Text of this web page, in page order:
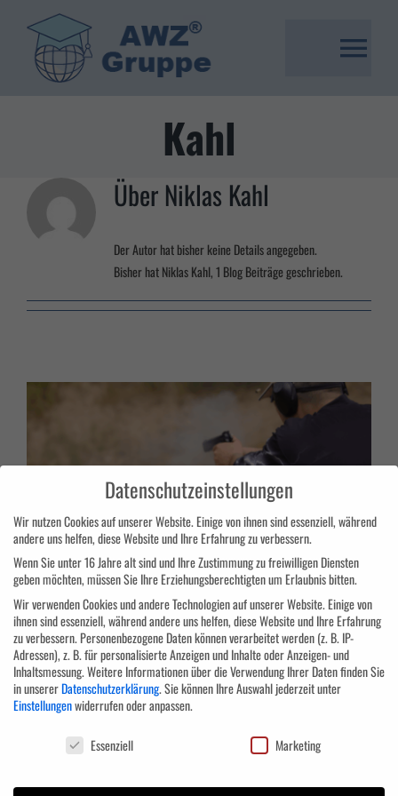
springen
Umschulung
Stellenangebote
Kahl
Über Niklas Kahl
Der Autor hat bisher keine Details angegeben.
Bisher hat Niklas Kahl, 1 Blog Beiträge geschrieben.
Starte jetzt deine Ausbildung zur Waffensachkunde
gemäß §7 WaffG
Der sichere und verantwortungsvolle Umgang mit Waffen ist nicht
Niklas Kahl | Oktober 24th, 2025 Kommentare deaktiviert
Datenschutzeinstellungen
Wir nutzen Cookies auf unserer Website. Einige von ihnen sind essenziell, während
andere uns helfen, diese Website und Ihre Erfahrung zu verbessern.
Wenn Sie unter 16 Jahre alt sind und Ihre Zustimmung zu freiwilligen Diensten
geben möchten, müssen Sie Ihre Erziehungsberechtigten um Erlaubnis bitten.
Wir verwenden Cookies und andere Technologien auf unserer Website. Einige von
ihnen sind essenziell, während andere uns helfen, diese Website und Ihre Erfahrung
zu verbessern. Personenbezogene Daten können verarbeitet werden (z. B. IP-
Adressen), z. B. für personalisierte Anzeigen und Inhalte oder Anzeigen- und
Inhaltsmessung.Weitere Informationen über die Verwendung Ihrer Daten finden Sie
in unsererDatenschutzerklärung.Sie können Ihre Auswahl jederzeit unter
Einstellungenwiderrufen oder anpassen.
Datenschutzeinstellungen
Essenziell Marketing